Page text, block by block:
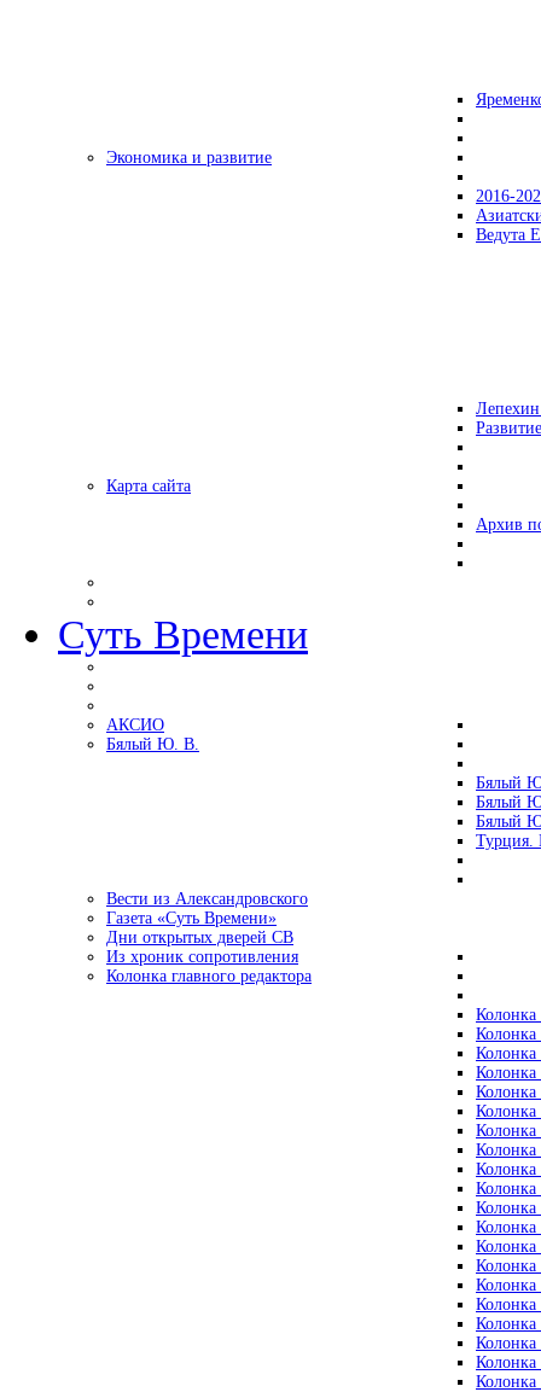
Экономика и развитие
2016-
Ведута
Карта сайта
Архив
Суть Времени
АКСИО
Бялый Ю. В.
Бялый
Бялый
Бялый
Турция.
Вести из Александровского
Газета «Суть Времени»
Дни открытых дверей СВ
Из хроник сопротивления
Колонка главного редактора
Колонка
Колонка
Колонка
Колонка
Колонка
Колонка
Колонка
Колонка
Колонка
Колонка
Колонка
Колонка
Колонка
Колонка
Колонка
Колонка
Колонка
Колонка
Колонка
Колонка